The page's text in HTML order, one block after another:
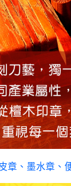
章、墨水章、